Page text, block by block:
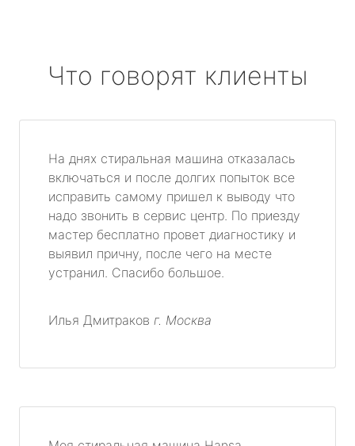
Что говорят клиенты
На днях стиральная машина отказалась
включаться и после долгих попыток все
исправить самому пришел к выводу что
надо звонить в сервис центр. По приезду
мастер бесплатно провет диагностику и
выявил причну, после чего на месте
устранил. Спасибо большое.
Илья Дмитраков г. Москва